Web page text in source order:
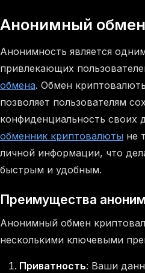
Анонимный
Анонимность является
привлекающих
обмена. Обмен
позволяет пользователям
конфиденциальность
обменник криптовалюты не
личной информации, что
быстрым и удобным.
Преимущества
Анонимный обмен
несколькими ключевыми
Приватность: Ваши